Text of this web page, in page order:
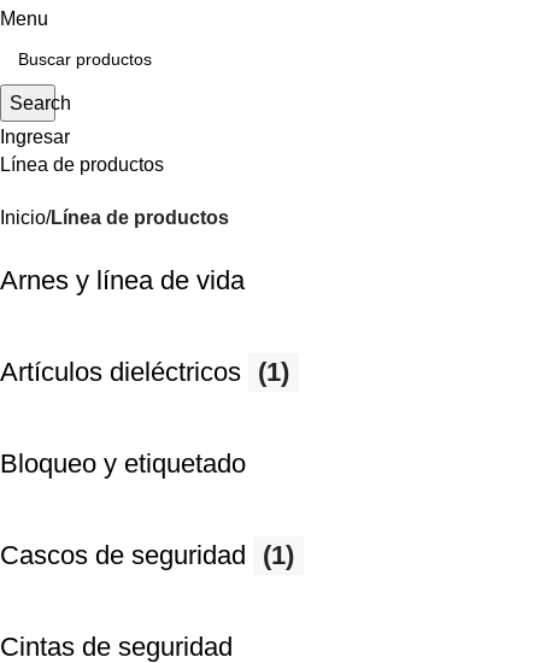
Menu
Search
Ingresar
Línea de productos
Inicio Línea de productos
Arnes y línea de vida
Artículos dieléctricos (1)
Bloqueo y etiquetado
Cascos de seguridad (1)
Cintas de seguridad